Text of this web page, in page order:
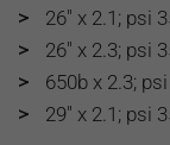
>
26″ x 2.1; psi
>
26″ x 2.3; psi
>
650b x 2.3;
>
29″ x 2.1; psi